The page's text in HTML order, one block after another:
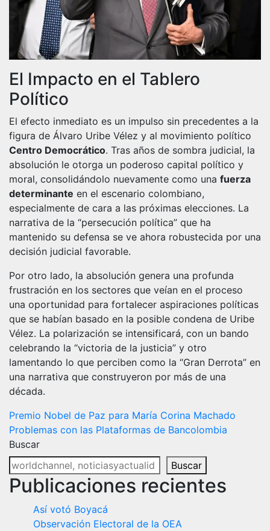
El Impacto en el Tablero
Político
El efecto inmediato es un impulso sin precedentes a la
figura de Álvaro Uribe Vélez y al movimiento político
Centro Democrático. Tras años de sombra judicial, la
absolución le otorga un poderoso capital político y
moral, consolidándolo nuevamente como una fuerza
determinante en el escenario colombiano,
especialmente de cara a las próximas elecciones. La
narrativa de la “persecución política” que ha
mantenido su defensa se ve ahora robustecida por una
decisión judicial favorable.
Por otro lado, la absolución genera una profunda
frustración en los sectores que veían en el proceso
una oportunidad para fortalecer aspiraciones políticas
que se habían basado en la posible condena de Uribe
Vélez. La polarización se intensificará, con un bando
celebrando la “victoria de la justicia” y otro
lamentando lo que perciben como la “Gran Derrota” en
una narrativa que construyeron por más de una
década.
Navegación
de
entradas
Premio Nobel de Paz para María Corina Machado
Problemas con las Plataformas de Bancolombia
Buscar
Buscar
Publicaciones recientes
Así votó Boyacá
Observación Electoral de la OEA